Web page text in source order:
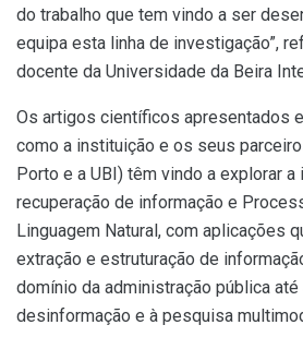
do trabalho que tem vindo a ser
equipa esta linha de investigação”,
docente da Universidade da Beira
Os artigos científicos apresentados
como a instituição e os seus
Porto e a UBI) têm vindo a explorar
recuperação de informação e
Linguagem Natural, com aplicações
extração e estruturação de
domínio da administração pública
desinformação e à pesquisa